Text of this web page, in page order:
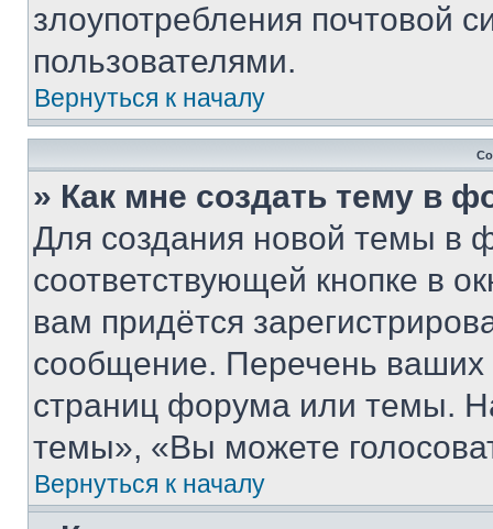
злоупотребления почтовой
пользователями.
Вернуться к началу
» Как мне создать тему в
Для создания новой темы в
соответствующей кнопке в
вам придётся
сообщение. Перечень ваших
страниц форума или темы.
темы», «Вы можете
Вернуться к началу